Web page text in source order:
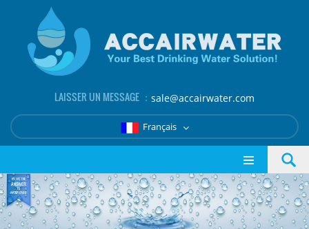
LAISSER UN MESSAGE ： sale@accairwater.com
Français